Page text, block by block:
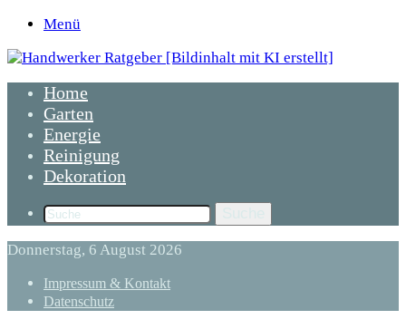
Menü
Home
Garten
Energie
Reinigung
Dekoration
Donnerstag, 6 August 2026
Impressum & Kontakt
Datenschutz